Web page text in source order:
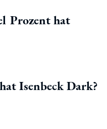
Prozent hat
Isenbeck Dark?